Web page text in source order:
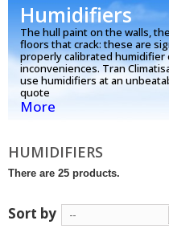
Humidifiers
The hull paint on the walls,
floors that crack: these are
properly calibrated humidifier
inconveniences. Tran
use humidifiers at an
quote
More
HUMIDIFIERS
There are 25 products.
Sort by --